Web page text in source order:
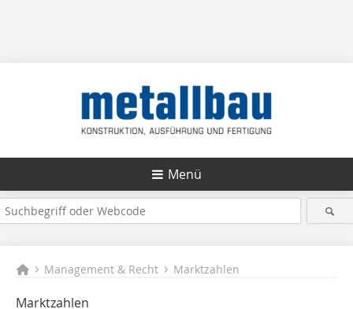
Menü
Management & Recht Marktzahlen
Marktzahlen